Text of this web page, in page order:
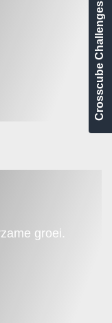
Crosscube Challenges
groei.